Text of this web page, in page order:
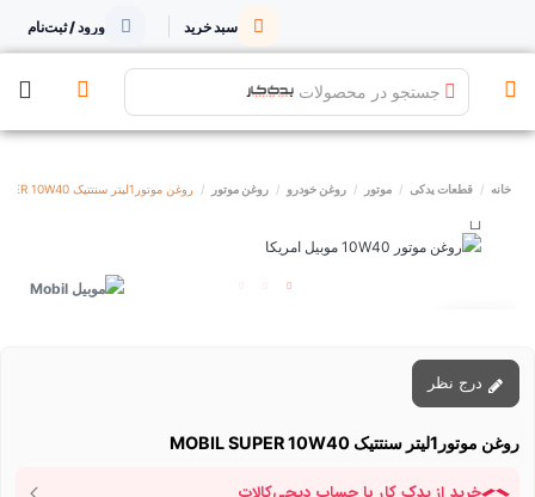
سبد خرید ورود / ثبت‌نام
جستجو در محصولات
خانه قطعات یدکی موتور روغن خودرو روغن موتور روغن موتور1لیتر سنتتیک MOBIL SUPER 10W40
روغن موتور1لیتر سنتتیک MOBIL SUPER 10W40